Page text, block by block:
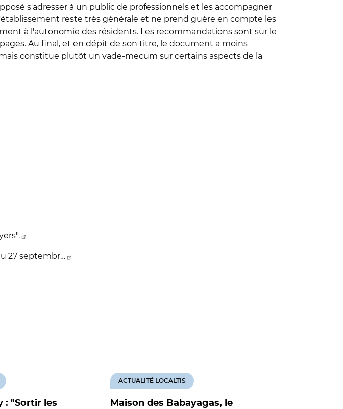
s'adresser à un public de professionnels et les accompagner
reste très générale et ne prend guère en compte les
à l'autonomie des résidents. Les recommandations sont sur le
Au final, et en dépit de son titre, le document a moins
constitue plutôt un vade-mecum sur certains aspects de la
27 septembr…
: "Sortir les
Maison des Babayagas, le
ACTUALITÉ LOCALTIS